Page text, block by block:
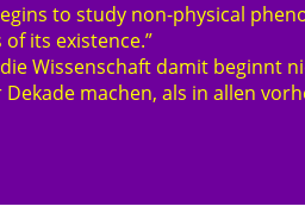
to study non-physical
its existence.”
Wissenschaft damit beginnt
machen, als in allen